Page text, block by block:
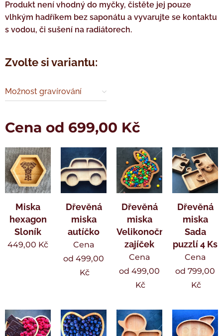
Produkt není vhodný do myčky, čistěte jej pouze
vlhkým hadříkem bez saponátu a vyvarujte se kontaktu
s vodou, či sušení na radiátorech.
Zvolte si variantu:
Možnost gravírování
Cena od 699,00 Kč
Miska
hexagon
Sloník
449,00 Kč
Dřevěná
miska
autíčko
Cena
od 499,00
Kč
Dřevěná
miska
Velikonoční
zajíček
Cena
od 499,00
Kč
Dřevěná
miska
Sada
puzzlí 4 Ks
Cena
od 799,00
Kč